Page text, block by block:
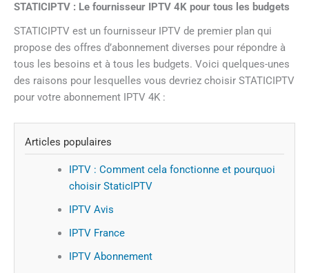
STATICIPTV : Le fournisseur IPTV 4K pour tous les budgets
STATICIPTV est un fournisseur IPTV de premier plan qui
propose des offres d’abonnement diverses pour répondre à
tous les besoins et à tous les budgets. Voici quelques-unes
des raisons pour lesquelles vous devriez choisir STATICIPTV
pour votre abonnement IPTV 4K :
Articles populaires
IPTV : Comment cela fonctionne et pourquoi
choisir StaticIPTV
IPTV Avis
IPTV France
IPTV Abonnement